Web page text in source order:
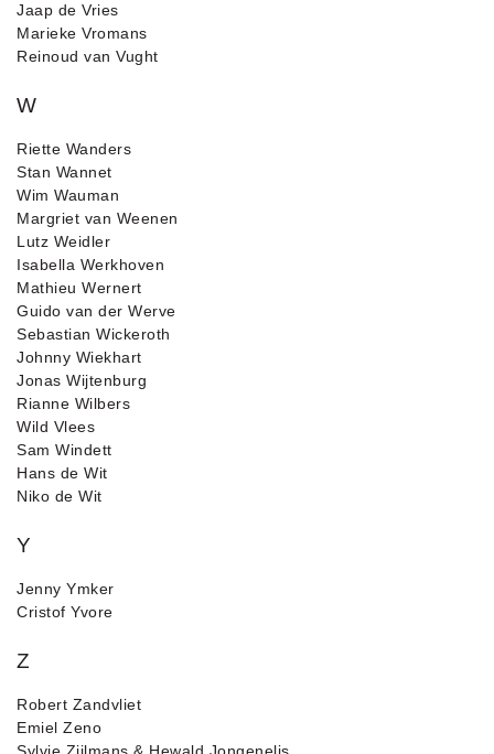
Jaap de Vries
Marieke Vromans
Reinoud van Vught
W
Riette Wanders
Stan Wannet
Wim Wauman
Margriet van Weenen
Lutz Weidler
Isabella Werkhoven
Mathieu Wernert
Guido van der Werve
Sebastian Wickeroth
Johnny Wiekhart
Jonas Wijtenburg
Rianne Wilbers
Wild Vlees
Sam Windett
Hans de Wit
Niko de Wit
Y
Jenny Ymker
Cristof Yvore
Z
Robert Zandvliet
Emiel Zeno